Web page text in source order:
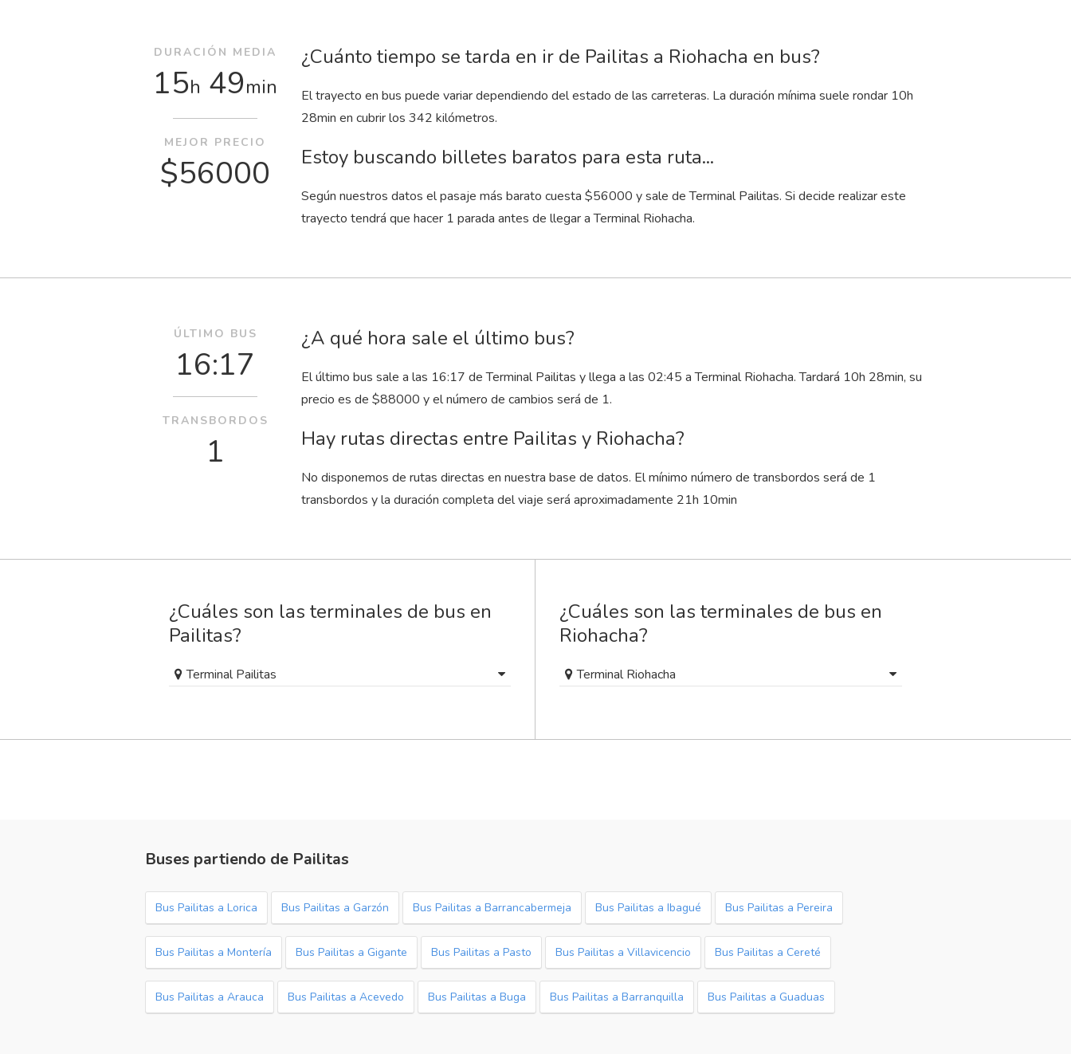
¿Cuánto tiempo se tarda en ir de Pailitas a Riohacha en bus?
El trayecto en bus puede variar dependiendo del estado de las carreteras. La duración mínima suele rondar 10h
28min en cubrir los 342 kilómetros.
Estoy buscando billetes baratos para esta ruta...
Según nuestros datos el pasaje más barato cuesta $56000 y sale de Terminal Pailitas. Si decide realizar este
trayecto tendrá que hacer 1 parada antes de llegar a Terminal Riohacha.
DURACIÓN MEDIA
15h 49min
MEJOR PRECIO
$56000
¿A qué hora sale el último bus?
El último bus sale a las 16:17 de Terminal Pailitas y llega a las 02:45 a Terminal Riohacha. Tardará 10h 28min, su
precio es de $88000 y el número de cambios será de 1.
Hay rutas directas entre Pailitas y Riohacha?
No disponemos de rutas directas en nuestra base de datos. El mínimo número de transbordos será de 1
transbordos y la duración completa del viaje será aproximadamente 21h 10min
ÚLTIMO BUS
16:17
TRANSBORDOS
1
¿Cuáles son las terminales de bus en
Pailitas?
Terminal Pailitas
¿Cuáles son las terminales de bus en
Riohacha?
Terminal Riohacha
Buses partiendo de Pailitas
Bus Pailitas a Lorica Bus Pailitas a Garzón Bus Pailitas a Barrancabermeja Bus Pailitas a Ibagué Bus Pailitas a Pereira
Bus Pailitas a Montería Bus Pailitas a Gigante Bus Pailitas a Pasto Bus Pailitas a Villavicencio Bus Pailitas a Cereté
Bus Pailitas a Arauca Bus Pailitas a Acevedo Bus Pailitas a Buga Bus Pailitas a Barranquilla Bus Pailitas a Guaduas